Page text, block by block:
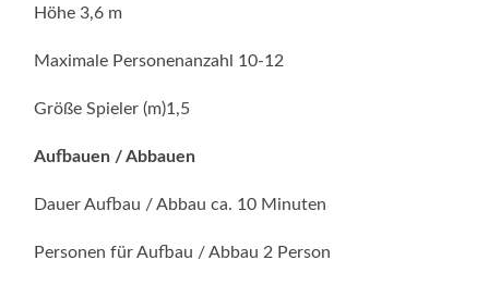
Höhe 3,6 m
Maximale Personenanzahl 10-12
Größe Spieler (m)1,5
Aufbauen / Abbauen
Dauer Aufbau / Abbau ca. 10 Minuten
Personen für Aufbau / Abbau 2 Person